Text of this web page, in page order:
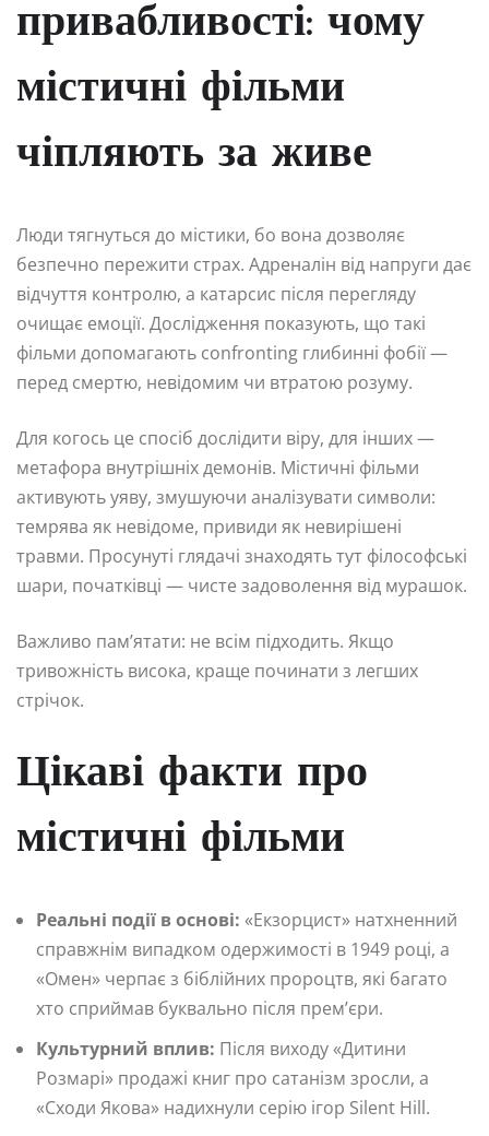
привабливості: чому
містичні фільми
чіпляють за живе
Люди тягнуться до містики, бо вона дозволяє
безпечно пережити страх. Адреналін від напруги дає
відчуття контролю, а катарсис після перегляду
очищає емоції. Дослідження показують, що такі
фільми допомагають confronting глибинні фобії —
перед смертю, невідомим чи втратою розуму.
Для когось це спосіб дослідити віру, для інших —
метафора внутрішніх демонів. Містичні фільми
активують уяву, змушуючи аналізувати символи:
темрява як невідоме, привиди як невирішені
травми. Просунуті глядачі знаходять тут філософські
шари, початківці — чисте задоволення від мурашок.
Важливо пам’ятати: не всім підходить. Якщо
тривожність висока, краще починати з легших
стрічок.
Цікаві факти про
містичні фільми
Реальні події в основі: «Екзорцист» натхненний
справжнім випадком одержимості в 1949 році, а
«Омен» черпає з біблійних пророцтв, які багато
хто сприймав буквально після прем’єри.
Культурний вплив: Після виходу «Дитини
Розмарі» продажі книг про сатанізм зросли, а
«Сходи Якова» надихнули серію ігор Silent Hill.